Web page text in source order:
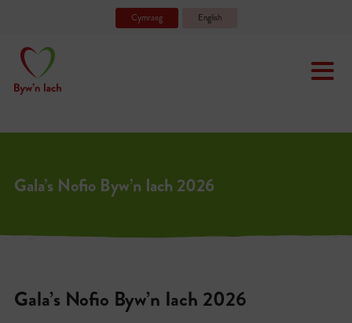
Cymraeg English
Gala’s Nofio Byw’n Iach 2026
Gala’s Nofio Byw’n Iach 2026